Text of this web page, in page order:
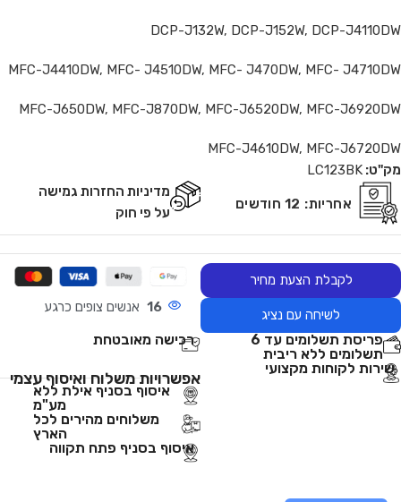
DCP-J132W, DCP-J152W, DCP-J4110DW
MFC-J4410DW, MFC- J4510DW, MFC- J470DW, MFC- J4710DW
MFC-J650DW, MFC-J870DW, MFC-J6520DW, MFC-J6920DW
MFC-J4610DW, MFC-J6720DW
מק"ט: LC123BK
אחריות: 12 חודשים
מדיניות החזרות גמישה
על פי חוק
לקבלת הצעת מחיר
לשיחה עם נציג 16 אנשים צופים כרגע
פריסת תשלומים עד 6
תשלומים ללא ריבית
רכישה מאובטחת
שירות לקוחות מקצועי
אפשרויות משלוח ואיסוף עצמי
איסוף בסניף אילת ללא
מע"מ
משלוחים מהירים לכל
הארץ
איסוף בסניף פתח תקווה